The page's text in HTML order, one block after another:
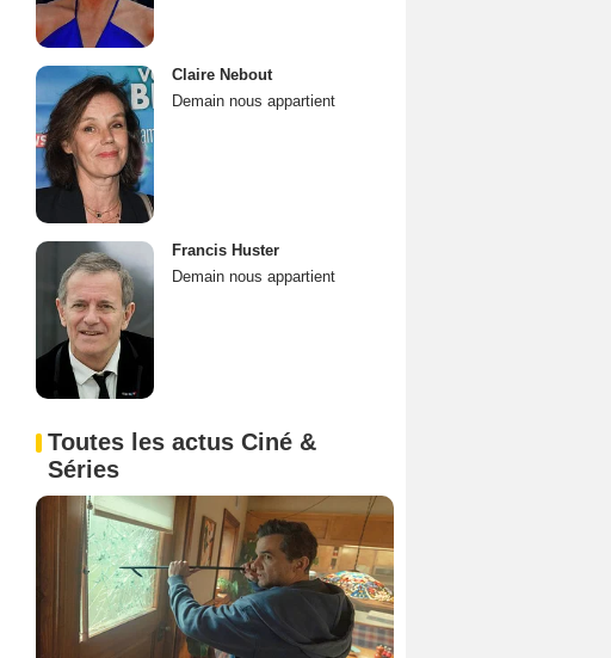
Claire Nebout
Demain nous appartient
Francis Huster
Demain nous appartient
Toutes les actus Ciné &
Séries